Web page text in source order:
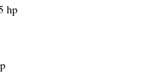
hp